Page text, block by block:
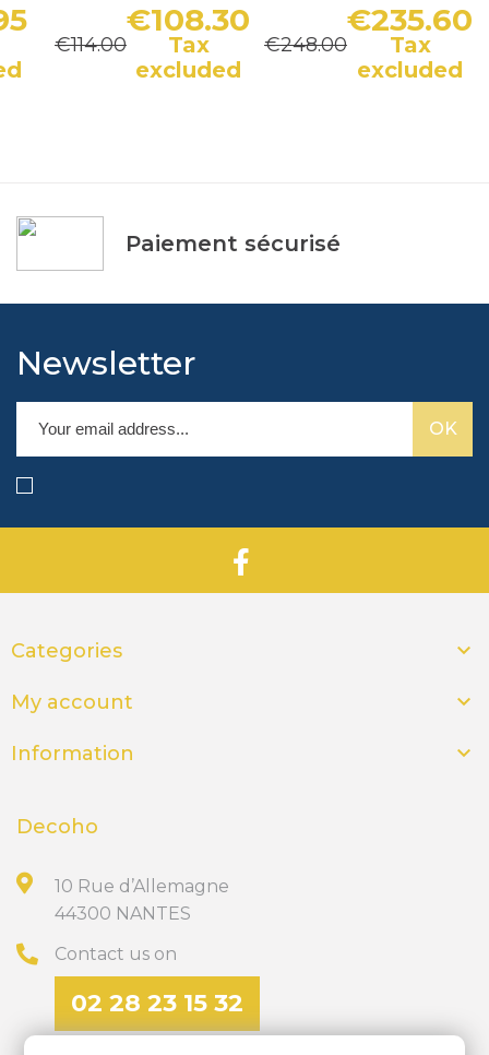
Price
Regular price Price
€108.30
Tax
excluded
Regular price
€114.00
€235.60
Tax
excluded
€248.00
Paiement sécurisé
Newsletter
Categories 
My account 
Information 
Decoho
10 Rue d’Allemagne
44300 NANTES
Contact us on
02 28 23 15 32